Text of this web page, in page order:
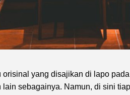
yang disajikan di lapo
sebagainya. Namun, di sini